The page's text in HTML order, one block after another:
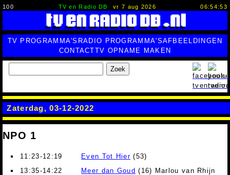
100 TV en Radio DB vr 7 aug 2026 06:54:54
TV PROGRAMMA'S RADIO PROGRAMMA'SAFBEELDINGEN
CONTACTTV OPNAME MAKEN
Zoek
Zaterdag, 03-12-2022
NPO 1
11:23-12:19 Even Tot Hier (53)
13:35-14:22
Meer dan Goud (16) Marlou van Rhijn